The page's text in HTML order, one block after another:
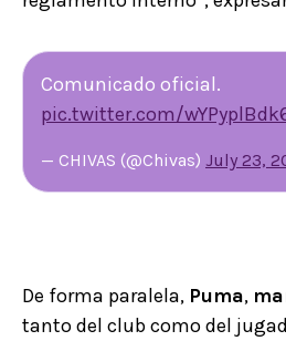
Comunicado oficial.
pic.twitter.com/
— CHIVAS (@Chivas) July 23,
De forma paralela, Puma,
tanto del club como del